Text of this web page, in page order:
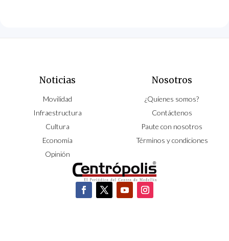
Noticias
Movilidad
Infraestructura
Cultura
Economía
Opinión
Nosotros
¿Quíenes somos?
Contáctenos
Paute con nosotros
Términos y condiciones